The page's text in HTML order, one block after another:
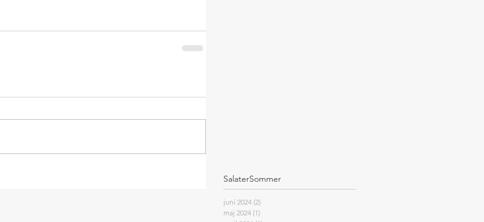
SalaterSommer
juni 2024 (2)
maj 2024 (1)